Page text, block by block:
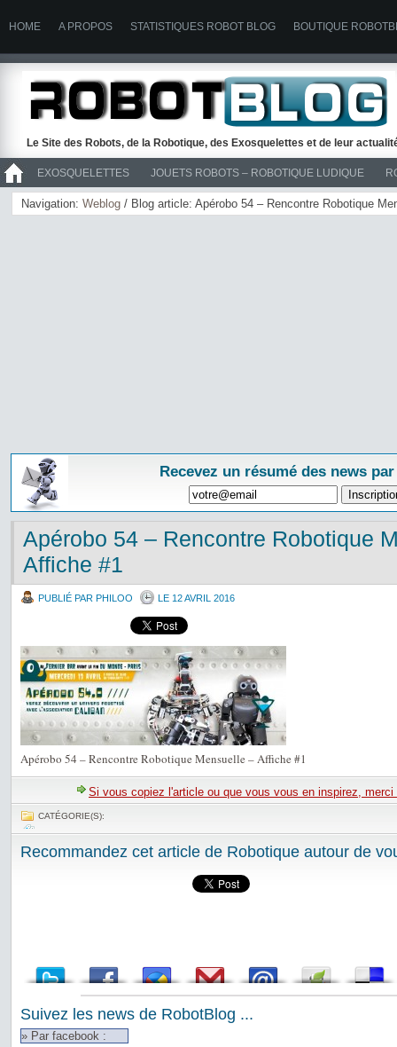
HOME A PROPOS STATISTIQUES ROBOT BLOG BOUTIQUE
Le Site des Robots, de la Robotique, des Exosquelettes et de leur
EXOSQUELETTES JOUETS ROBOTS – ROBOTIQUE LUDIQUE
>> ROBOTS
Navigation: Weblog / Blog article: Apérobo 54 – Rencontre Robotique
Recevez un résumé des news
Apérobo 54 – Rencontre Robotique
Affiche #1
PUBLIÉ PAR PHILOO LE 12 AVRIL 2016
Apérobo 54 – Rencontre Robotique Mensuelle – Affiche #1
Si vous copiez l'article ou que vous vous en inspirez,
CATÉGORIE(S):
Recommandez cet article de Robotique autour de
Suivez les news de RobotBlog ...
» Par facebook :